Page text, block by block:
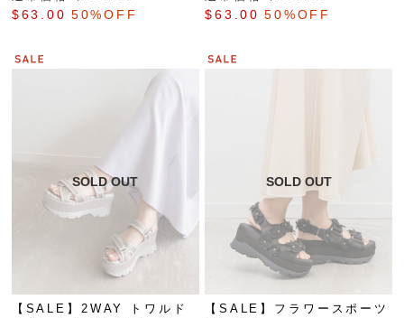
$‌63.00 50%OFF $‌63.00 50%OFF
【SALE】2WAY トワルド
【SALE】フラワースポーツ